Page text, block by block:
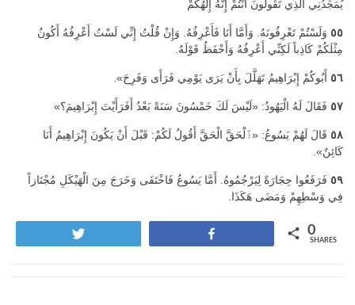
يُمَجِّدُنِي الَّذِي تَقُولُونَ أَنْتُمْ إِنَّهُ إِلَهُكُمْ
٥٥ وَلَسْتُمْ تَعْرِفُونَهُ. وَأَمَّا أَنَا فَأَعْرِفُهُ. وَإِنْ قُلْتُ إِنِّي لَسْتُ أَعْرِفُهُ أَكُونُ
مِثْلَكُمْ كَاذِباً لَكِنِّي أَعْرِفُهُ وَأَحْفَظُ قَوْلَهُ.
٥٦ أَبُوكُمْ إِبْرَاهِيمُ تَهَلَّلَ بِأَنْ يَرَى يَوْمِي فَرَأَى وَفَرِحَ».
٥٧ فَقَالَ لَهُ الْيَهُودُ: «لَيْسَ لَكَ خَمْسُونَ سَنَةً بَعْدُ أَفَرَأَيْتَ إِبْرَاهِيمَ؟»
٥٨ قَالَ لَهُمْ يَسُوعُ: «ﭐلْحَقَّ الْحَقَّ أَقُولُ لَكُمْ: قَبْلَ أَنْ يَكُونَ إِبْرَاهِيمُ أَنَا
كَائِنٌ».
٥٩ فَرَفَعُوا حِجَارَةً لِيَرْجُمُوهُ. أَمَّا يَسُوعُ فَاخْتَفَى وَخَرَجَ مِنَ الْهَيْكَلِ مُجْتَازاً
فِي وَسْطِهِمْ وَمَضَى هَكَذَا.
0
SHARES